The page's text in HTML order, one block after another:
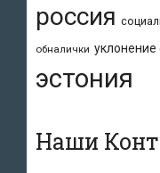
россия
обналички уклонение
эстония
Наши